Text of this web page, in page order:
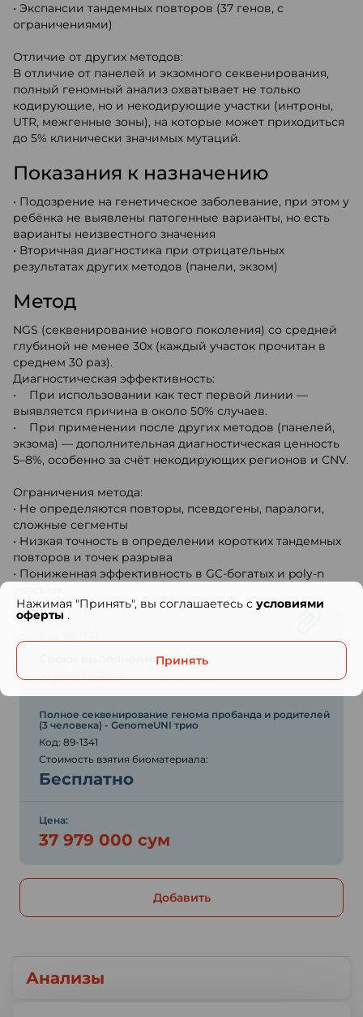
Анализы
• Экспансии тандемных повторов (37 генов, с
ограничениями)
Отличие от других методов:
В отличие от панелей и экзомного секвенирования,
полный геномный анализ охватывает не только
кодирующие, но и некодирующие участки (интроны,
UTR, межгенные зоны), на которые может приходиться
до 5% клинически значимых мутаций.
Показания к назначению
• Подозрение на генетическое заболевание, при этом у
ребёнка не выявлены патогенные варианты, но есть
варианты неизвестного значения
• Вторичная диагностика при отрицательных
результатах других методов (панели, экзом)
Метод
NGS (секвенирование нового поколения) со средней
глубиной не менее 30x (каждый участок прочитан в
среднем 30 раз).
Диагностическая эффективность:
• При использовании как тест первой линии —
выявляется причина в около 50% случаев.
• При применении после других методов (панелей,
экзома) — дополнительная диагностическая ценность
5–8%, особенно за счёт некодирующих регионов и CNV.
Ограничения метода:
• Не определяются повторы, псевдогены, паралоги,
сложные сегменты
• Низкая точность в определении коротких тандемных
повторов и точек разрыва
• Пониженная эффективность в GC-богатых и poly-n
Сроки выполнения:
90 рабочих дней
Полное секвенирование генома пробанда и родителей
(3 человека) - GenomeUNI трио
Код: 89-1341
Стоимость взятия биоматериала:
Бесплатно
Цена:
37 979 000 сум
Добавить
Нажимая "Принять", вы соглашаетесь с условиями
оферты .
Принять